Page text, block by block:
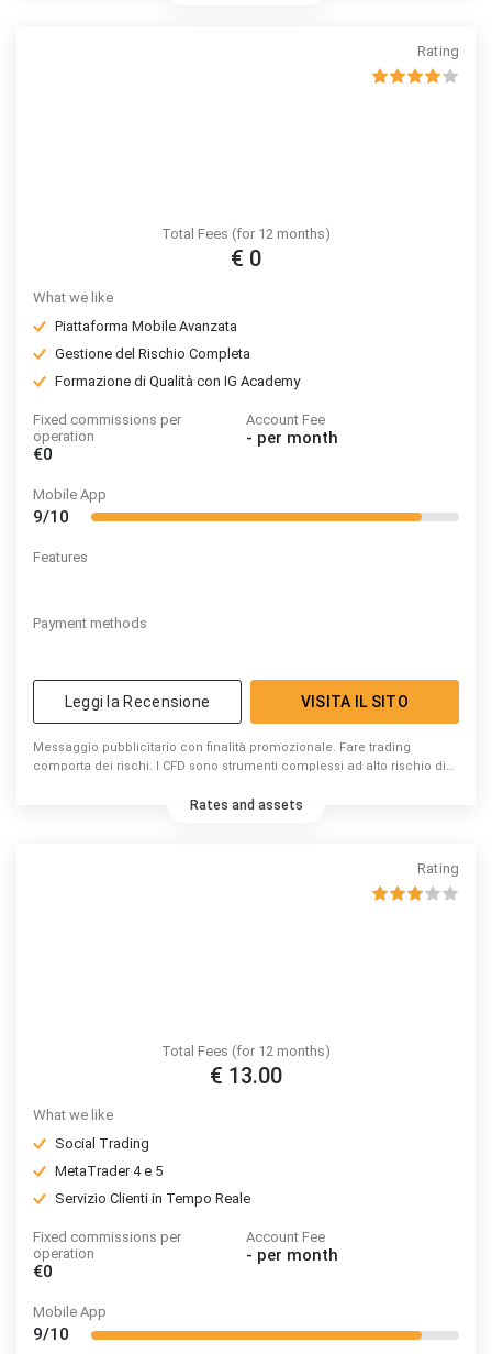
Rating
Total Fees (for 12 months)
€ 0
What we like
Piattaforma Mobile Avanzata
Gestione del Rischio Completa
Formazione di Qualità con IG Academy
Fixed commissions per
operation
€0
Account Fee
- per month
Mobile App
9/10
Features
Payment methods
Leggi la Recensione VISITA IL SITO
Messaggio pubblicitario con finalità promozionale. Fare trading
comporta dei rischi. I CFD sono strumenti complessi ad alto rischio di
perdono denaro a causa delle negoziazioni in CFD con questo
Rates and assets
Rating
Total Fees (for 12 months)
€ 13.00
What we like
Social Trading
MetaTrader 4 e 5
Servizio Clienti in Tempo Reale
Fixed commissions per
operation
€0
Account Fee
- per month
Mobile App
9/10